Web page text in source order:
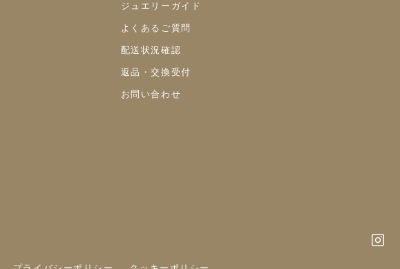
ジュエリーガイド
よくあるご質問
配送状況確認
返品・交換受付
お問い合わせ